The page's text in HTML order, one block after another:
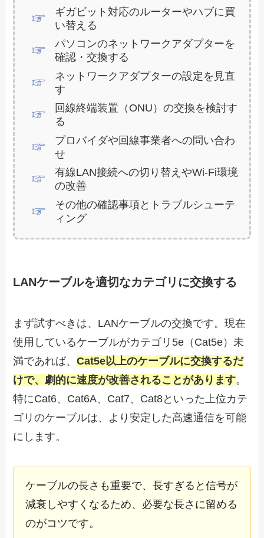
ギガビット対応のルーターやハブに買
い替える
パソコンのネットワークアダプターを
確認・交換する
ネットワークアダプターの設定を見直
す
回線終端装置（ONU）の交換を検討す
る
プロバイダや回線事業者への問い合わ
せ
有線LAN接続への切り替えやWi-Fi環境
の改善
その他の確認事項とトラブルシューテ
ィング
LANケーブルを適切なカテゴリに交換する
まず試すべきは、LANケーブルの交換です。現在
使用しているケーブルがカテゴリ5e（Cat5e）未
満であれば、Cat5e以上のケーブルに交換するだ
けで、劇的に速度が改善されることがあります。
特にCat6、Cat6A、Cat7、Cat8といった上位カテ
ゴリのケーブルは、より安定した高速通信を可能
にします。
ケーブルの長さも重要で、長すぎると信号が
減衰しやすくなるため、必要な長さに留める
のがコツです。